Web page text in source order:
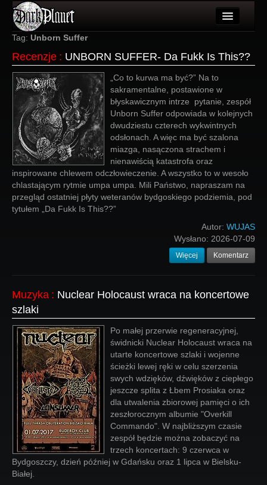
Artykuły
Użytkownicy
Wydarzenia
Galeria
Forum
Więcej
Login
Tag: Unborn Suffer
Recenzje : UNBORN SUFFER- Da Fukk Is This??
„Co to kurwa ma być?” Na to
sakramentalne, postawione w
błyskawicznym intrze
pytanie, zespół
Unborn Suffer odpowiada w kolejnych
dwudziestu czterech wykwintnych
odsłonach. A więc ma być szalona
miazga, nasączona strachem i
nienawiścią katastrofa oraz
inspirowane chlewem odczłowieczenie. A wszystko to w wesoło
chlastającym rytmie umpa umpa. Mili Państwo, napraszam na
przegląd ostatniej płyty weteranów bydgoskiego podziemia, pod
tytułem „Da Fukk Is This??”
Autor: WUJAS
Wysłano: 2026-07-09
Więcej Komentarz
Muzyka : Nuclear Holocaust wraca na koncertowe
szlaki
Po małej przerwie regeneracyjnej,
świdnicki Nuclear Holocaust wraca na
utarte koncertowe szlaki i wojenne
ścieżki lewej ręki w celu szerzenia
swych wdzięków, dźwięków z ciepłego
jeszcze splita z Łbem Prosiaka oraz
dla utwalenia zbiorowej pamięci o ich
zeszłorocznym albumie "Overkill
Commando". W najbliższym czasie
zespół będzie można zobaczyć na
trzech koncertach: 9 czerwca w
Bydgoszczy, dzień później w Gdańsku oraz 1 lipca w Bielsku-
Białej.